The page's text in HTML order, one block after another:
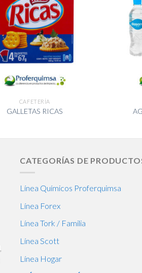
CAFETERÍA
GALLETAS RICAS
CATEGORÍAS DE
Línea Químicos Proferquimsa
Línea Forex
Línea Tork / Familia
Línea Scott
Línea Hogar